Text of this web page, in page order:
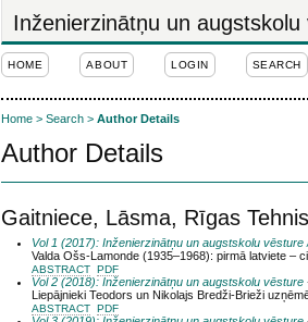
Inženierzinātņu un augstskolu
HOME ABOUT LOGIN SEARCH
Home >Search >Author Details
Author Details
Gaitniece, Lāsma, Rīgas
Vol 1 (2017): Inženierzinātņu un augstskolu
Valda Ošs-Lamonde (1935–1968): pirmā latviete –
ABSTRACT PDF
Vol 2 (2018): Inženierzinātņu un augstskolu vēsture
Liepājnieki Teodors un Nikolajs Bredži-Brieži
ABSTRACT PDF